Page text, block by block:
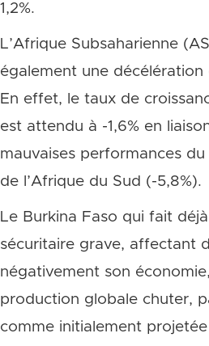
1,2%.
L’Afrique Subsaharienne
également une décélération
En effet, le taux de
est attendu à -1,6% en
mauvaises performances
de l’Afrique du Sud (-5,8%).
Le Burkina Faso qui fait
sécuritaire grave, affectant
négativement son
production globale chuter,
comme initialement